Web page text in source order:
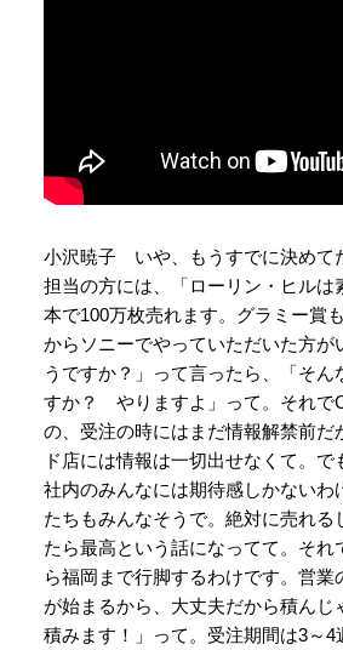
小沢暁子 いや、もうすでに決めて
担当の方には、「ローリン・ヒルは
本で100万枚売れます。グラミー賞
からソニーでやっていただいた方が
うですか？」って言ったら、「そん
すか？ やりますよ」って。それで
の、受注の時にはまだ情報解禁前だ
ド店には情報は一切出せなくて。で
社内のみんなには期待感しかないわ
たちもみんなそうで。絶対に売れる
たら最高という話になってて。それ
ら福岡まで行脚するわけです。営業
が始まるから、大丈夫だから積んじ
積みます！」って。受注期間は3～4